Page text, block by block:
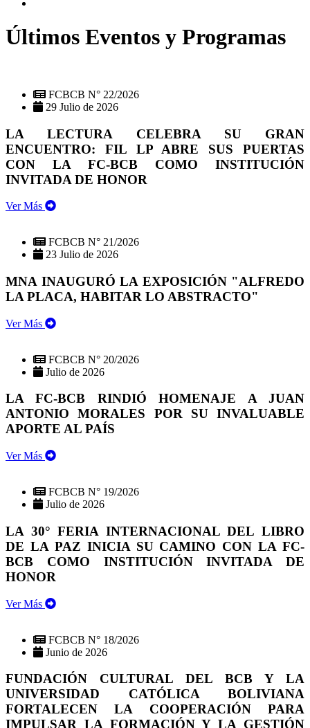
Últimos Eventos y Programas
FCBCB N° 22/2026
29 Julio de 2026
LA LECTURA CELEBRA SU GRAN
ENCUENTRO: FIL LP ABRE SUS PUERTAS
CON LA FC-BCB COMO INSTITUCIÓN
INVITADA DE HONOR
Ver Más
FCBCB N° 21/2026
23 Julio de 2026
MNA INAUGURÓ LA EXPOSICIÓN "ALFREDO
LA PLACA, HABITAR LO ABSTRACTO"
Ver Más
FCBCB N° 20/2026
Julio de 2026
LA FC-BCB RINDIÓ HOMENAJE A JUAN
ANTONIO MORALES POR SU INVALUABLE
APORTE AL PAÍS
Ver Más
FCBCB N° 19/2026
Julio de 2026
LA 30° FERIA INTERNACIONAL DEL LIBRO
DE LA PAZ INICIA SU CAMINO CON LA FC-
BCB COMO INSTITUCIÓN INVITADA DE
HONOR
Ver Más
FCBCB N° 18/2026
Junio de 2026
FUNDACIÓN CULTURAL DEL BCB Y LA
UNIVERSIDAD CATÓLICA BOLIVIANA
FORTALECEN LA COOPERACIÓN PARA
IMPULSAR LA FORMACIÓN Y LA GESTIÓN